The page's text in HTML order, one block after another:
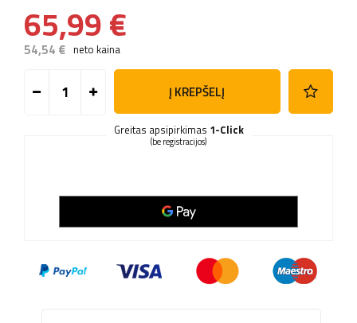
65,99 €
54,54 € neto kaina
Į KREPŠELĮ
Greitas apsipirkimas 1-Click
(be registracijos)